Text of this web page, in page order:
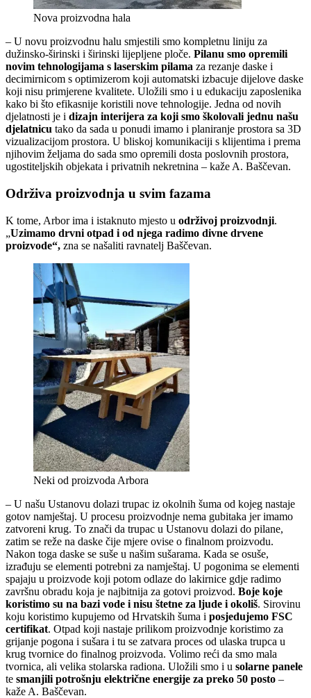
Nova proizvodna hala
– U novu proizvodnu halu smjestili smo kompletnu liniju za
dužinsko-širinski i širinski lijepljene ploče. Pilanu smo opremili
novim tehnologijama s laserskim pilama za rezanje daske i
decimirnicom s optimizerom koji automatski izbacuje dijelove daske
koji nisu primjerene kvalitete. Uložili smo i u edukaciju zaposlenika
kako bi što efikasnije koristili nove tehnologije. Jedna od novih
djelatnosti je i dizajn interijera za koji smo školovali jednu našu
djelatnicu tako da sada u ponudi imamo i planiranje prostora sa 3D
vizualizacijom prostora. U bliskoj komunikaciji s klijentima i prema
njihovim željama do sada smo opremili dosta poslovnih prostora,
ugostiteljskih objekata i privatnih nekretnina – kaže A. Baščevan.
Održiva proizvodnja u svim fazama
K tome, Arbor ima i istaknuto mjesto u održivoj proizvodnji.
„Uzimamo drvni otpad i od njega radimo divne drvene
proizvode“, zna se našaliti ravnatelj Baščevan.
Neki od proizvoda Arbora
– U našu Ustanovu dolazi trupac iz okolnih šuma od kojeg nastaje
gotov namještaj. U procesu proizvodnje nema gubitaka jer imamo
zatvoreni krug. To znači da trupac u Ustanovu dolazi do pilane,
zatim se reže na daske čije mjere ovise o finalnom proizvodu.
Nakon toga daske se suše u našim sušarama. Kada se osuše,
izrađuju se elementi potrebni za namještaj. U pogonima se elementi
spajaju u proizvode koji potom odlaze do lakirnice gdje radimo
završnu obradu koja je najbitnija za gotovi proizvod. Boje koje
koristimo su na bazi vode i nisu štetne za ljude i okoliš. Sirovinu
koju koristimo kupujemo od Hrvatskih šuma i posjedujemo FSC
certifikat. Otpad koji nastaje prilikom proizvodnje koristimo za
grijanje pogona i sušara i tu se zatvara proces od ulaska trupca u
krug tvornice do finalnog proizvoda. Volimo reći da smo mala
tvornica, ali velika stolarska radiona. Uložili smo i u solarne panele
te smanjili potrošnju električne energije za preko 50 posto –
kaže A. Baščevan.